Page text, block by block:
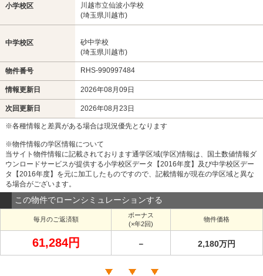
小学校区
川越市立仙波小学校
(埼玉県川越市)
中学校区
砂中学校
(埼玉県川越市)
物件番号 RHS-990997484
情報更新日 2026年08月09日
次回更新日 2026年08月23日
※各種情報と差異がある場合は現況優先となります
※物件情報の学区情報について
当サイト物件情報に記載されております通学区域(学区)情報は、国土数値情報ダ
ウンロードサービスが提供する小学校区データ【2016年度】及び中学校区デー
タ【2016年度】を元に加工したものですので、記載情報が現在の学区域と異な
る場合がございます。
この物件でローンシミュレーションする
毎月のご返済額
ボーナス
(×年2回)
物件価格
61,284円 － 2,180万円